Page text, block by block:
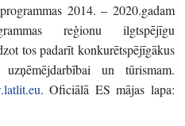
2014. – 2020.gadam
reģionu ilgtspējīgu
tos padarīt konkurētspējīgākus
un tūrismam.
. Oficiālā ES mājas lapa: